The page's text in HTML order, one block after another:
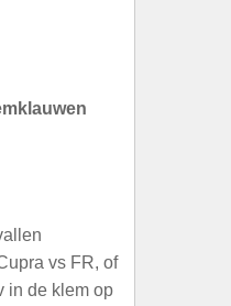
vs FR, of
in de klem op